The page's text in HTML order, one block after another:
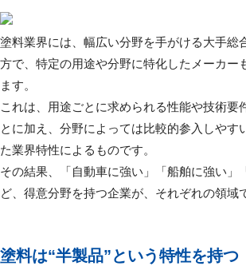
塗料業界には、幅広い分野を手がける大手総
方で、特定の用途や分野に特化したメーカー
ます。
これは、用途ごとに求められる性能や技術要
とに加え、分野によっては比較的参入しやす
た業界特性によるものです。
その結果、「自動車に強い」「船舶に強い」
ど、得意分野を持つ企業が、それぞれの領域
塗料は“半製品”という特性を持つ